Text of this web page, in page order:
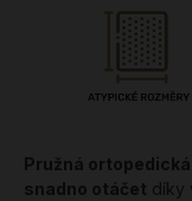
Pružná ortopedická
snadno otáčet díky